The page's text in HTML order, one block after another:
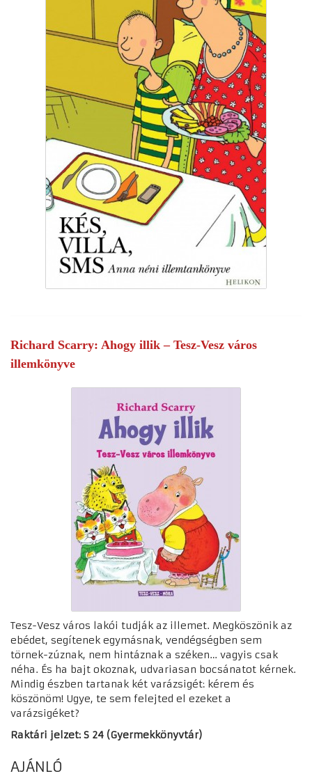
Richard Scarry: Ahogy illik – Tesz-Vesz város
illemkönyve
Tesz-Vesz város lakói tudják az illemet. Megköszönik az
ebédet, segítenek egymásnak, vendégségben sem
törnek-zúznak, nem hintáznak a széken… vagyis csak
néha. És ha bajt okoznak, udvariasan bocsánatot kérnek.
Mindig észben tartanak két varázsigét: kérem és
köszönöm! Ugye, te sem felejted el ezeket a
varázsigéket?
Raktári jelzet: S 24 (Gyermekkönyvtár)
AJÁNLÓ